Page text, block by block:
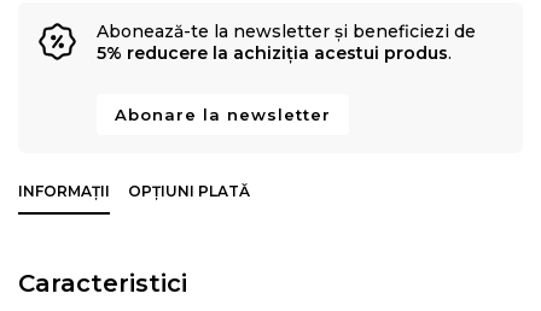
Abonează-te la newsletter și beneficiezi de
5% reducere la achiziția acestui produs.
Abonare la newsletter
INFORMAȚII OPȚIUNI PLATĂ
Caracteristici